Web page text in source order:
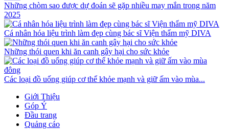
Những chòm sao được dự đoán sẽ gặp nhiều may mắn trong năm
2025
Cá nhân hóa liệu trình làm đẹp cùng bác sĩ Viện thẩm mỹ DIVA
Những thói quen khi ăn canh gây hại cho sức khỏe
Các loại đồ uống giúp cơ thể khỏe mạnh và giữ ấm vào mùa...
Giới Thiệu
Góp Ý
Đầu trang
Quảng cáo